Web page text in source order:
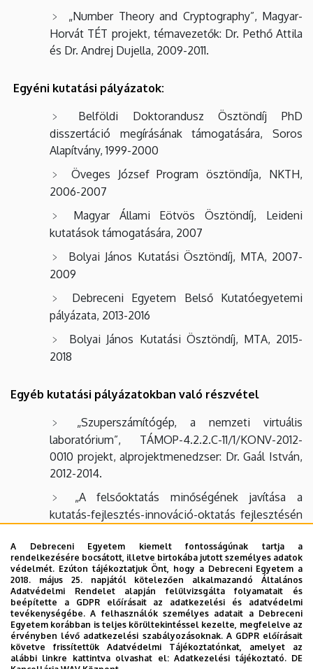
„Number Theory and Cryptography”, Magyar-
Horvát TÉT projekt, témavezetők: Dr. Pethő Attila
és Dr. Andrej Dujella, 2009-2011.
Egyéni kutatási pályázatok:
Belföldi Doktorandusz Ösztöndíj PhD
disszertáció megírásának támogatására, Soros
Alapítvány, 1999-2000
Öveges József Program ösztöndíja, NKTH,
2006-2007
Magyar Állami Eötvös Ösztöndíj, Leideni
kutatások támogatására, 2007
Bolyai János Kutatási Ösztöndíj, MTA, 2007-
2009
Debreceni Egyetem Belső Kutatóegyetemi
pályázata, 2013-2016
Bolyai János Kutatási Ösztöndíj, MTA, 2015-
2018
Egyéb kutatási pályázatokban való részvétel
„Szuperszámítógép, a nemzeti virtuális
laboratórium”, TÁMOP-4.2.2.C-11/1/KONV-2012-
0010 projekt, alprojektmenedzser: Dr. Gaál István,
2012-2014.
„A felsőoktatás minőségének javítása a
kutatás-fejlesztés-innováció-oktatás fejlesztésén
4.2.1/B-09/1/KONV-2010-0007 projekt,
projektvezető: Dr. Fésüs László, Diofantikus
számelmélet és alkalmazásai kutatási téma,
témafelelős Dr. Hajdu Lajos, 2010-2012.
„Diofantoszi egyenletek és alkalmazásaik”
FKFP pályázat, témavezető: Dr. Pintér Ákos, 2001-
2003.
A Debreceni Egyetem kiemelt fontosságúnak tartja a
rendelkezésére bocsátott, illetve birtokába jutott személyes adatok
védelmét. Ezúton tájékoztatjuk Önt, hogy a Debreceni Egyetem a
2018. május 25. napjától kötelezően alkalmazandó Általános
Adatvédelmi Rendelet alapján felülvizsgálta folyamatait és
beépítette a GDPR előírásait az adatkezelési és adatvédelmi
tevékenységébe. A felhasználók személyes adatait a Debreceni
Egyetem korábban is teljes körültekintéssel kezelte, megfelelve az
érvényben lévő adatkezelési szabályozásoknak. A GDPR előírásait
követve frissítettük Adatvédelmi Tájékoztatónkat, amelyet az
alábbi linkre kattintva olvashat el:Adatkezelési tájékoztató. DE